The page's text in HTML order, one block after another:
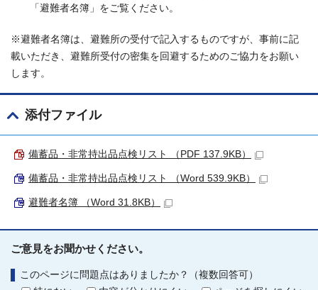
「避難者名簿」をご覧ください。
※避難者名簿は、避難所の受付で記入するものですが、事前に記
載いただき、避難所受付の密集を回避するためのご協力をお願い
します。
添付ファイル
備蓄品・非常持出品点検リスト （PDF 137.9KB）
備蓄品・非常持出品点検リスト （Word 539.9KB）
避難者名簿 （Word 31.8KB）
ご意見をお聞かせください。
このページに問題点はありましたか？（複数回答可）